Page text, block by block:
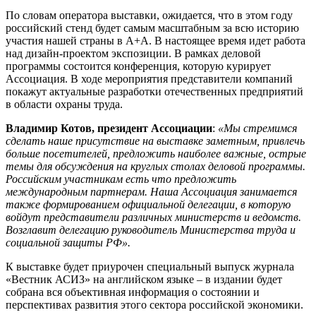
По словам оператора выставки, ожидается, что в этом году
российский стенд будет самым масштабным за всю историю
участия нашей страны в А+А. В настоящее время идет работа
над дизайн-проектом экспозиции. В рамках деловой
программы состоится конференция, которую курирует
Ассоциация. В ходе мероприятия представители компаний
покажут актуальные разработки отечественных предприятий
в области охраны труда.
Владимир Котов, президент Ассоциации: «Мы стремимся
сделать наше присутствие на выставке заметным, привлечь
больше посетителей, предложить наиболее важные, острые
темы для обсуждения на круглых столах деловой программы.
Российским участникам есть что предложить
международным партнерам. Наша Ассоциация занимается
также формированием официальной делегации, в которую
войдут представители различных министерств и ведомств.
Возглавит делегацию руководитель Министерства труда и
социальной защиты РФ».
К выставке будет приурочен специальный выпуск журнала
«Вестник АСИЗ» на английском языке – в издании будет
собрана вся объективная информация о состоянии и
перспективах развития этого сектора российской экономики.